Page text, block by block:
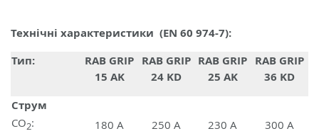
Технічні характеристики (EN 60 974-7):
Тип:
RAB GRIP
15 AK
RAB GRIP
24 KD
RAB GRIP
25 AK
RAB GRIP
36 KD
Струм
CO2: 180 A 250 A 230 A
300 A